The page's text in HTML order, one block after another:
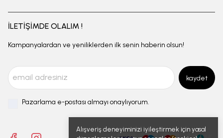
Alışveriş deneyiminizi iyileştirmek için yasal
İLETİŞİMDE OLALIM !
Kampanyalardan ve yeniliklerden ilk senin haberin olsun!
kaydet
Pazarlama e-postası almayı onaylıyorum.